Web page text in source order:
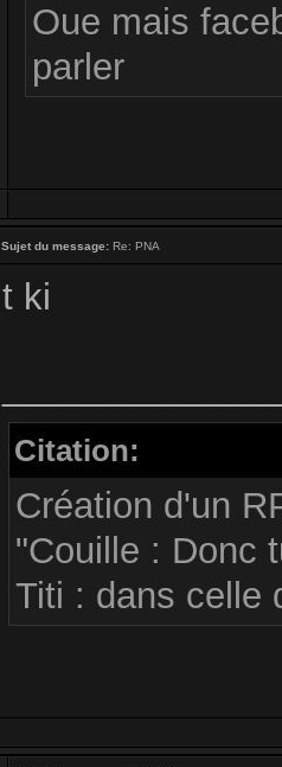
Oue mais
parler
Sujet du message: Re: PNA
t ki
Citation:
Création d'un
"Couille : Donc
Titi : dans celle